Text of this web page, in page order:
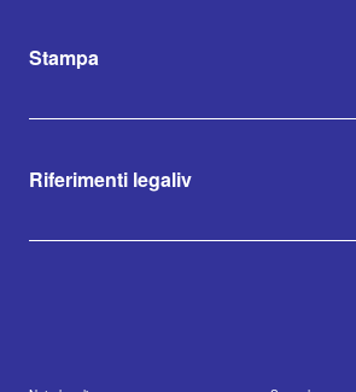
Stampa
Riferimenti legaliv